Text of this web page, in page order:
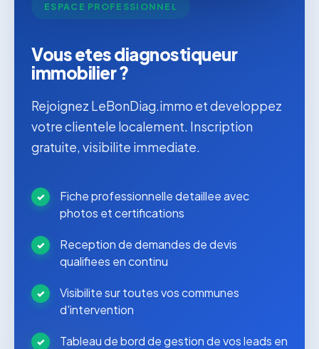
ESPACE PROFESSIONNEL
Vous etes diagnostiqueur
immobilier ?
Rejoignez LeBonDiag.immo et developpez
votre clientele localement. Inscription
gratuite, visibilite immediate.
Fiche professionnelle detaillee avec
photos et certifications
Reception de demandes de devis
qualifiees en continu
Visibilite sur toutes vos communes
d'intervention
Tableau de bord de gestion de vos leads en